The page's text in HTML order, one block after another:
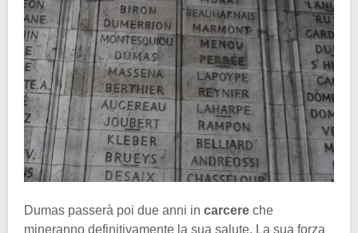
Dumas passerà poi due anni in carcere che
mineranno definitivamente la sua salute. La sua forza